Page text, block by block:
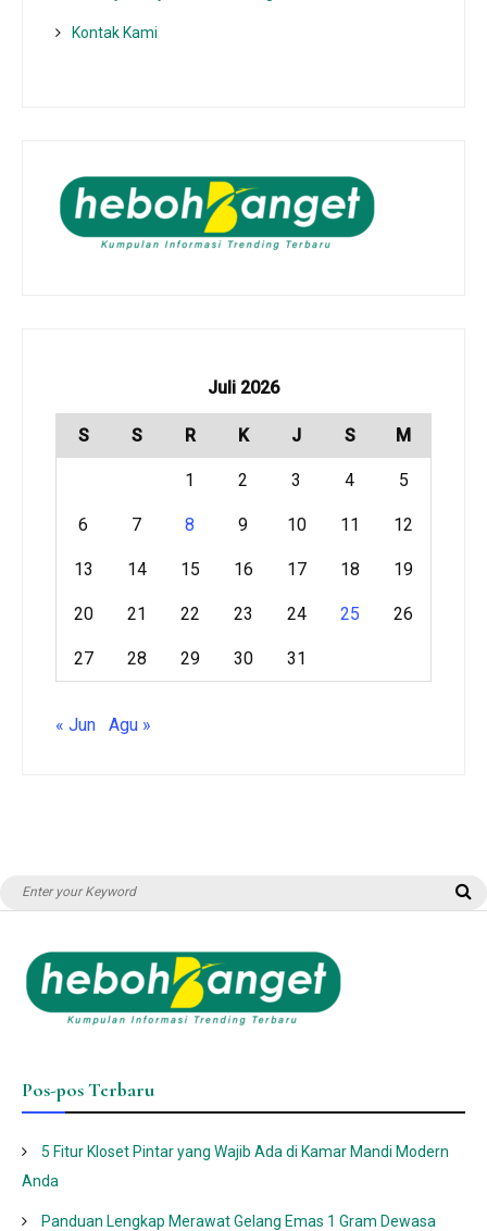
Kontak Kami
Juli 2026
S S R K J S M
1 2 3 4 5
6 7 8 9 10 11 12
13 14 15 16 17 18 19
20 21 22 23 24 25 26
27 28 29 30 31
« Jun Agu »
Search
Pos-pos Terbaru
5 Fitur Kloset Pintar yang Wajib Ada di Kamar Mandi Modern
Anda
Panduan Lengkap Merawat Gelang Emas 1 Gram Dewasa